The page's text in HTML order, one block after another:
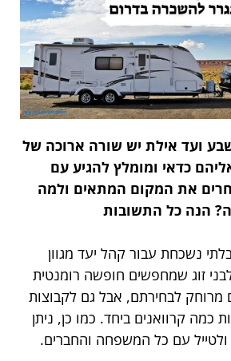
ועד אילת יש שורה ארוכה של
כדאי ומומלץ להגיע עם
את המקום המתאים ולמה
הנה כל התשובות
נשכחת עבור קהל יעד מגוון
זוג שמחפשים חופשה רומנטית
לבחירתם, אבל גם לקבוצות
כמה קרוואנים ביחד. כמו כן, ניתן
עם כל המשפחה והחברים.